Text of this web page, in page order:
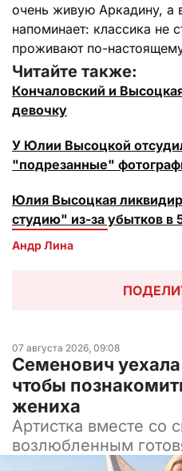
очень живую Аркадину, а
напоминает: классика не
проживают по-
Читайте также:
Кончаловский и
девочку
У Юлии Высоцкой
"подрезанные"
Юлия Высоцкая
студию" из-за убытков в
Андр Лина
07 августа 2026, 09:08
Семенович
чтобы
жениха
Артистка вместе со
возлюбленным